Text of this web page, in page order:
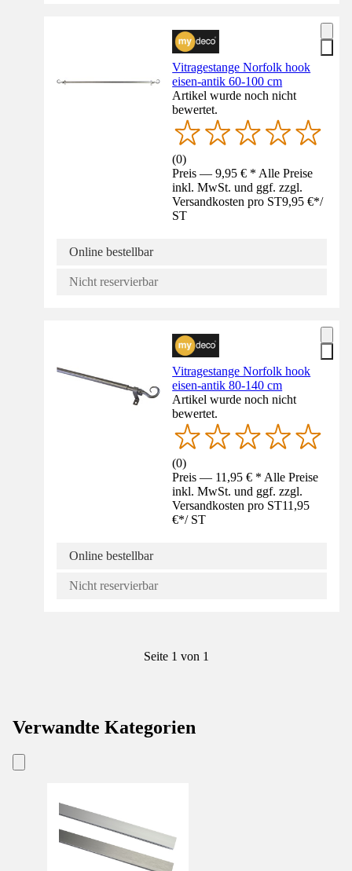
Vitragestange Norfolk hook
eisen-antik 60-100 cm
Artikel wurde noch nicht
bewertet.
(0)
Preis — 9,95 € * Alle Preise
inkl. MwSt. und ggf. zzgl.
Versandkosten pro ST9,95 €*/
ST
Online bestellbar
Nicht reservierbar
Vitragestange Norfolk hook
eisen-antik 80-140 cm
Artikel wurde noch nicht
bewertet.
(0)
Preis — 11,95 € * Alle Preise
inkl. MwSt. und ggf. zzgl.
Versandkosten pro ST11,95
€*/ ST
Online bestellbar
Nicht reservierbar
Seite 1 von 1
Verwandte Kategorien